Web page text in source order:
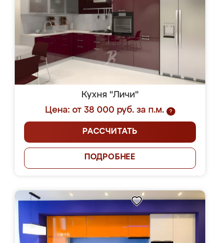
Кухня "Личи"
Цена: от 38 000 руб. за п.м.
?
РАССЧИТАТЬ
ПОДРОБНЕЕ